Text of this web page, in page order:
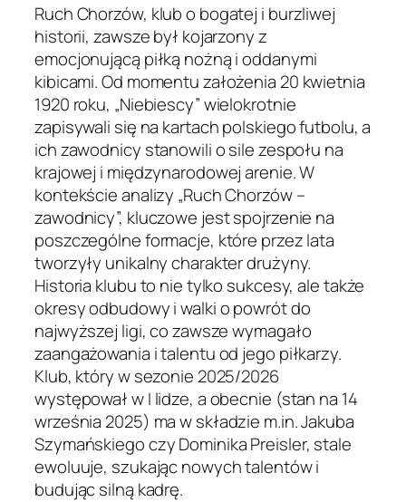
Ruch Chorzów, klub o bogatej i burzliwej
historii, zawsze był kojarzony z
emocjonującą piłką nożną i oddanymi
kibicami. Od momentu założenia 20 kwietnia
1920 roku, „Niebiescy” wielokrotnie
zapisywali się na kartach polskiego futbolu, a
ich zawodnicy stanowili o sile zespołu na
krajowej i międzynarodowej arenie. W
kontekście analizy „Ruch Chorzów –
zawodnicy”, kluczowe jest spojrzenie na
poszczególne formacje, które przez lata
tworzyły unikalny charakter drużyny.
Historia klubu to nie tylko sukcesy, ale także
okresy odbudowy i walki o powrót do
najwyższej ligi, co zawsze wymagało
zaangażowania i talentu od jego piłkarzy.
Klub, który w sezonie 2025/2026
występował w I lidze, a obecnie (stan na 14
września 2025) ma w składzie m.in. Jakuba
Szymańskiego czy Dominika Preisler, stale
ewoluuje, szukając nowych talentów i
budując silną kadrę.